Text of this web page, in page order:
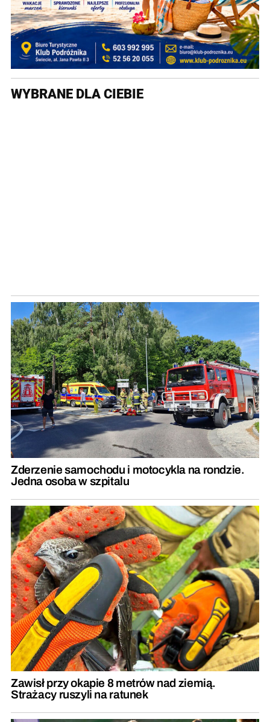
WYBRANE DLA CIEBIE
Zderzenie samochodu i motocykla na rondzie.
Jedna osoba w szpitalu
Zawisł przy okapie 8 metrów nad ziemią.
Strażacy ruszyli na ratunek